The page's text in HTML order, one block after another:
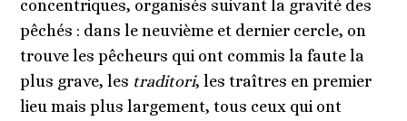
concentriques, organisés suivant la gravité des
pêchés : dans le neuvième et dernier cercle, on
trouve les pêcheurs qui ont commis la faute la
plus grave, les traditori, les traîtres en premier
lieu mais plus largement, tous ceux qui ont